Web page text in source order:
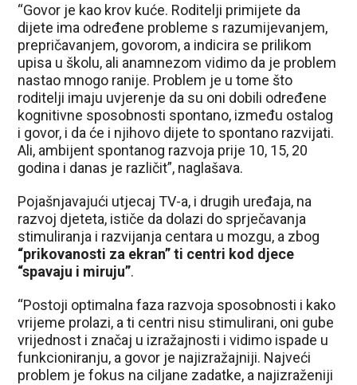
“Govor je kao krov kuće. Roditelji primijete da
dijete ima određene probleme s razumijevanjem,
prepričavanjem, govorom, a indicira se prilikom
upisa u školu, ali anamnezom vidimo da je problem
nastao mnogo ranije. Problem je u tome što
roditelji imaju uvjerenje da su oni dobili određene
kognitivne sposobnosti spontano, između ostalog
i govor, i da će i njihovo dijete to spontano razvijati.
Ali, ambijent spontanog razvoja prije 10, 15, 20
godina i danas je različit”, naglašava.
Pojašnjavajući utjecaj TV-a, i drugih uređaja, na
razvoj djeteta, ističe da dolazi do sprječavanja
stimuliranja i razvijanja centara u mozgu, a zbog
“prikovanosti za ekran” ti centri kod djece
“spavaju i miruju”.
“Postoji optimalna faza razvoja sposobnosti i kako
vrijeme prolazi, a ti centri nisu stimulirani, oni gube
vrijednost i značaj u izražajnosti i vidimo ispade u
funkcioniranju, a govor je najizražajniji. Najveći
problem je fokus na ciljane zadatke, a najizraženiji